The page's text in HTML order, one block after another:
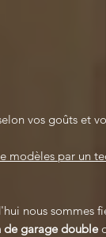
vos goûts et
modèles par un
nous sommes
de garage double